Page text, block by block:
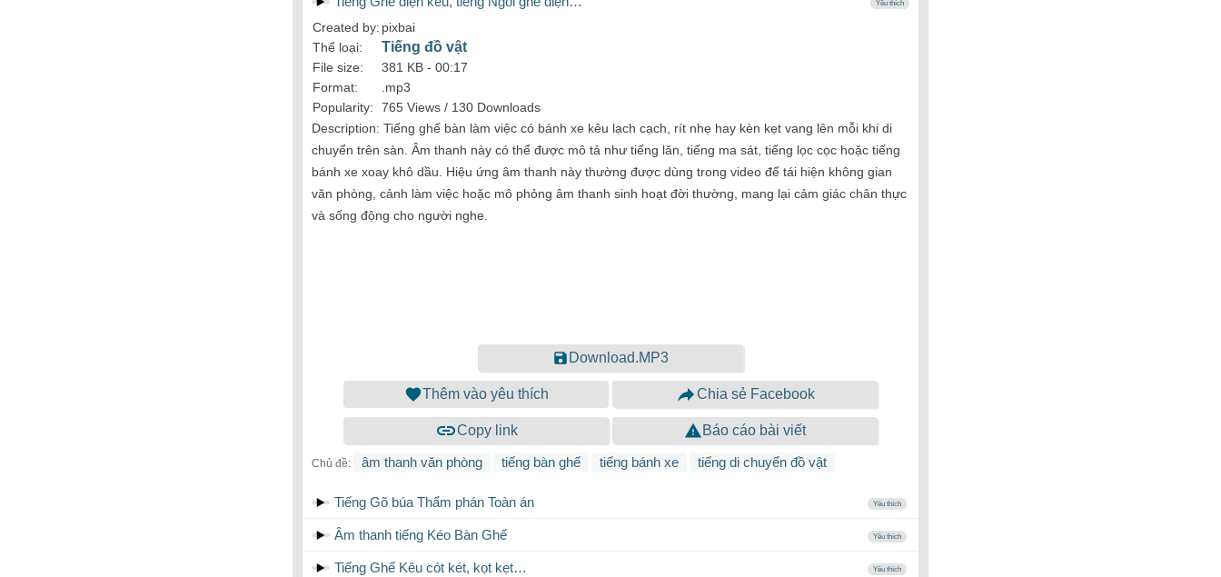
Yêu thích
Created by: pixbai
Thể loại:
Tiếng đồ vật
File size: 381 KB - 00:17
Format:
.mp3
Popularity:
765 Views / 130 Downloads
Description: Tiếng ghế bàn làm việc có bánh xe kêu lạch cạch, rít nhẹ hay kèn kẹt vang lên mỗi khi di
chuyển trên sàn. Âm thanh này có thể được mô tả như tiếng lăn, tiếng ma sát, tiếng lọc cọc hoặc tiếng
bánh xe xoay khô dầu. Hiệu ứng âm thanh này thường được dùng trong video để tái hiện không gian
văn phòng, cảnh làm việc hoặc mô phỏng âm thanh sinh hoạt đời thường, mang lại cảm giác chân thực
và sống động cho người nghe.
Download.MP3
Thêm vào yêu thích Chia sẻ Facebook
Copy link Báo cáo bài viết
Chủ đề: âm thanh văn phòng tiếng bàn ghế tiếng bánh xe tiếng di chuyển đồ vật
Tiếng Gõ búa Thẩm phán Toàn án Yêu thích
Âm thanh tiếng Kéo Bàn Ghế Yêu thích
Tiếng Ghế Kêu cót két, kọt kẹt… Yêu thích